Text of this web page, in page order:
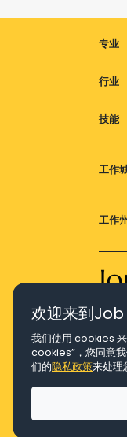
专业
行业
技能
工作
工作
Right
欢迎来到
我们使用 cookies
cookies”，您同意
们的隐私政策来处理